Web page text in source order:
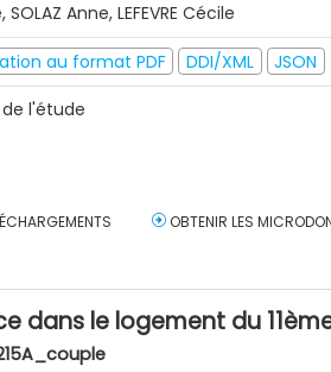
SOLAZ Anne, LEFEVRE Cécile
au format PDF DDI/XML
JSON
l'étude
OBTENIR LES
dans le logement du